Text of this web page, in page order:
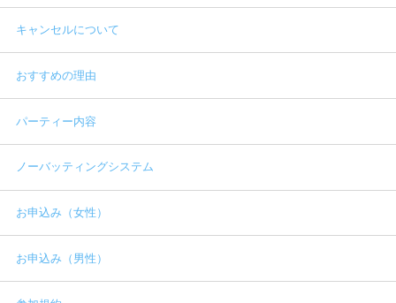
キャンセルについて
おすすめの理由
パーティー内容
ノーバッティングシステム
お申込み（女性）
お申込み（男性）